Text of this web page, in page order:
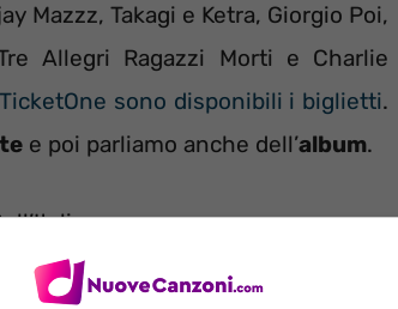
Mazzz, Takagi e Ketra, Giorgio Poi,
Allegri Ragazzi Morti e Charlie
sono disponibili i biglietti.
e poi parliamo anche dell’album.